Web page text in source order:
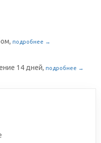
подробнее →
14 дней, подробнее →